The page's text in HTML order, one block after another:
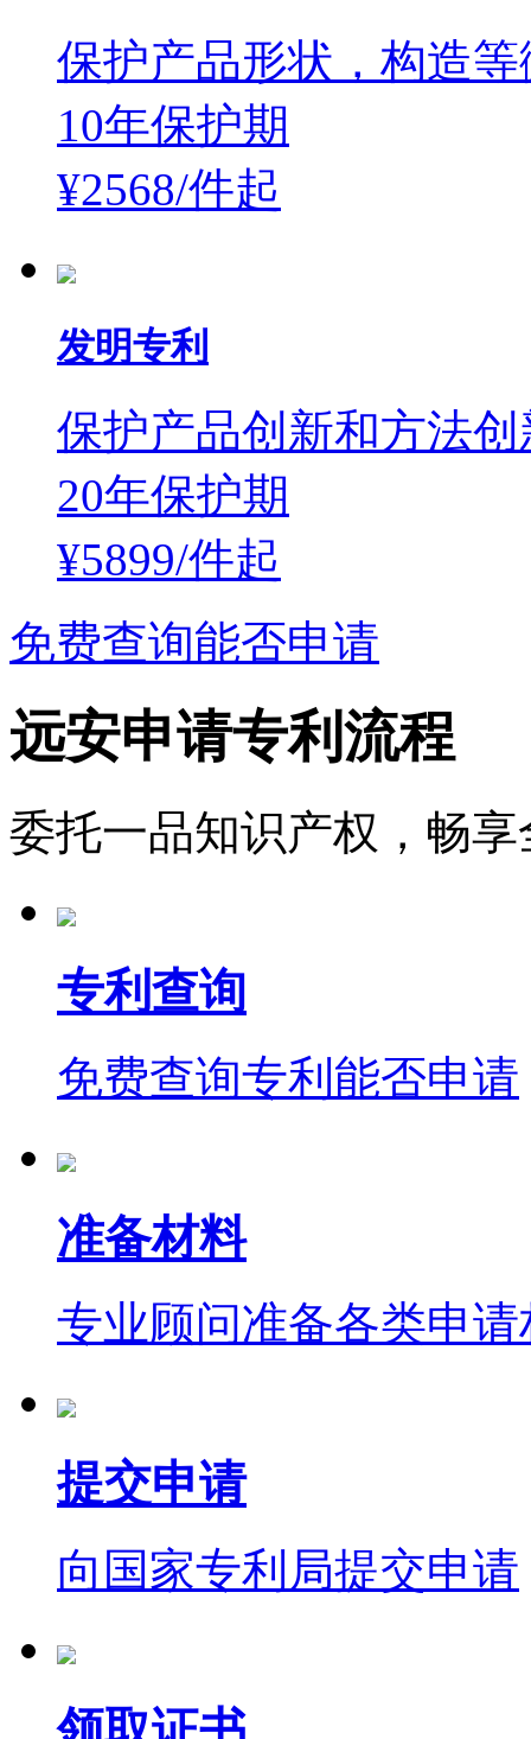
保护产品形状，构造
10年保护期
¥2568/件起
发明专利
保护产品创新和方法创
20年保护期
¥5899/件起
免费查询能否申请
远安申请专利流程
委托一品知识产权，畅
专利查询
免费查询专利能否申请
准备材料
专业顾问准备各类申请
提交申请
向国家专利局提交申请